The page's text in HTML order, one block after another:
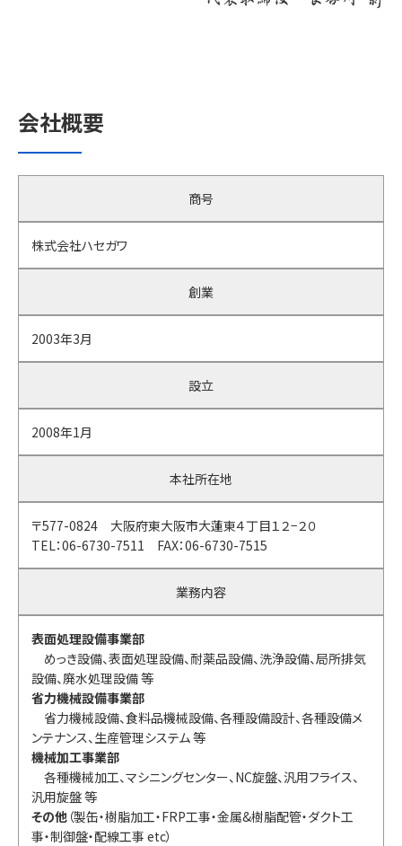
会社概要
商号
株式会社ハセガワ
創業
2003年3月
設立
2008年1月
本社所在地
〒577-0824 大阪府東大阪市大蓮東４丁目１２−２０
TEL：06-6730-7511 FAX：06-6730-7515
業務内容
表面処理設備事業部
めっき設備、表面処理設備、耐薬品設備、洗浄設備、局所排気
設備、廃水処理設備 等
省力機械設備事業部
省力機械設備、食料品機械設備、各種設備設計、各種設備メ
ンテナンス、生産管理システム 等
機械加工事業部
各種機械加工、マシニングセンター、NC旋盤、汎用フライス、
汎用旋盤 等
その他 （製缶・樹脂加工・FRP工事・金属&樹脂配管・ダクト工
事・制御盤・配線工事 etc）